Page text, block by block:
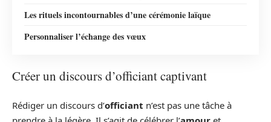
Les rituels incontournables d’une cérémonie laïque
Personnaliser l’échange des vœux
Créer un discours d’officiant captivant
Rédiger un discours d’officiant n’est pas une tâche à